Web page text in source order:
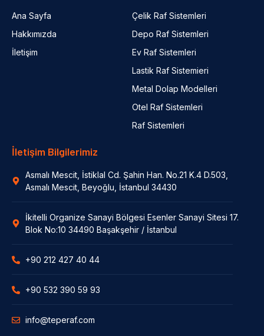
Ana Sayfa
Hakkımızda
İletişim
Çelik Raf Sistemleri
Depo Raf Sistemleri
Ev Raf Sistemleri
Lastik Raf Sistemieri
Metal Dolap Modelleri
Otel Raf Sistemleri
Raf Sistemleri
İletişim Bilgilerimiz
Asmalı Mescit, İstiklal Cd. Şahin Han. No.21 K.4 D.503,
Asmalı Mescit, Beyoğlu, İstanbul 34430
İkitelli Organize Sanayi Bölgesi Esenler Sanayi Sitesi 17.
Blok No:10 34490 Başakşehir / İstanbul
+90 212 427 40 44
+90 532 390 59 93
info@teperaf.com